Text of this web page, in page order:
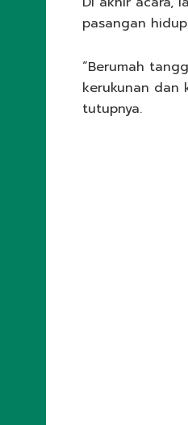
pasangan
“Berumah
kerukunan dan
tutupnya.